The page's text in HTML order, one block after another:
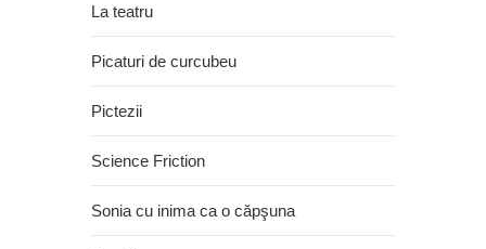
La teatru
Picaturi de curcubeu
Pictezii
Science Friction
Sonia cu inima ca o căpşuna